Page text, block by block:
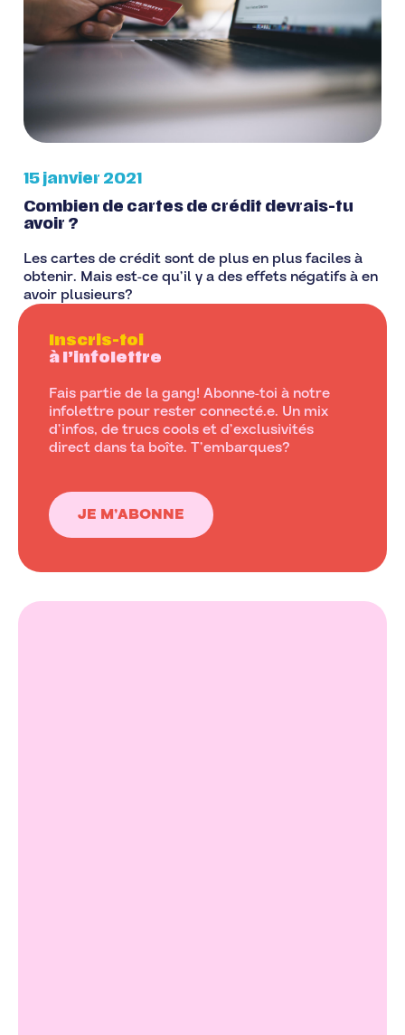
15 janvier 2021
Combien de cartes de crédit devrais-tu
avoir ?
Les cartes de crédit sont de plus en plus faciles à
obtenir. Mais est-ce qu’il y a des effets négatifs à en
avoir plusieurs?
Inscris-toi
à l’infolettre
Fais partie de la gang! Abonne-toi à notre
infolettre pour rester connecté.e. Un mix
d’infos, de trucs cools et d’exclusivités
direct dans ta boîte. T’embarques?
JE M’ABONNE